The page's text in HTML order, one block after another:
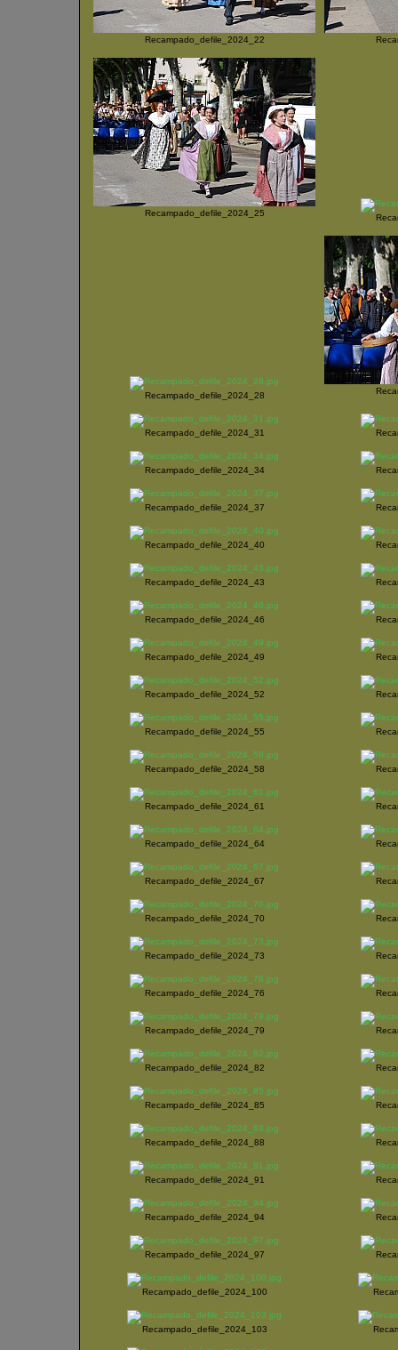
Recampado_defile_2024_22
Recampado_defile_2024_25
Recampado_defile_2024_28
Recampado_defile_2024_31
Recampado_defile_2024_34
Recampado_defile_2024_37
Recampado_defile_2024_40
Recampado_defile_2024_43
Recampado_defile_2024_46
Recampado_defile_2024_49
Recampado_defile_2024_52
Recampado_defile_2024_55
Recampado_defile_2024_58
Recampado_defile_2024_61
Recampado_defile_2024_64
Recampado_defile_2024_67
Recampado_defile_2024_70
Recampado_defile_2024_73
Recampado_defile_2024_76
Recampado_defile_2024_79
Recampado_defile_2024_82
Recampado_defile_2024_85
Recampado_defile_2024_88
Recampado_defile_2024_91
Recampado_defile_2024_94
Recampado_defile_2024_97
Recampado_defile_2024_100
Recampado_defile_2024_103